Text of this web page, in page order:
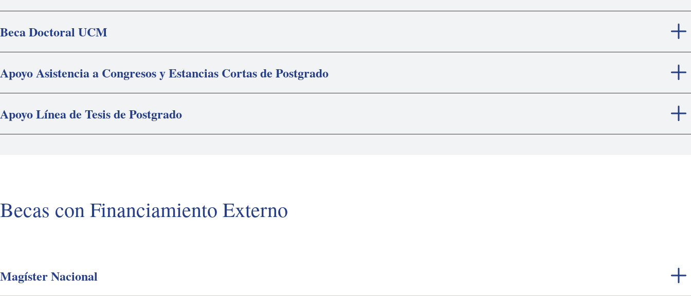
Beca Doctoral UCM
Apoyo Asistencia a Congresos y Estancias Cortas de Postgrado
Apoyo Línea de Tesis de Postgrado
Becas con Financiamiento Externo
Magíster Nacional